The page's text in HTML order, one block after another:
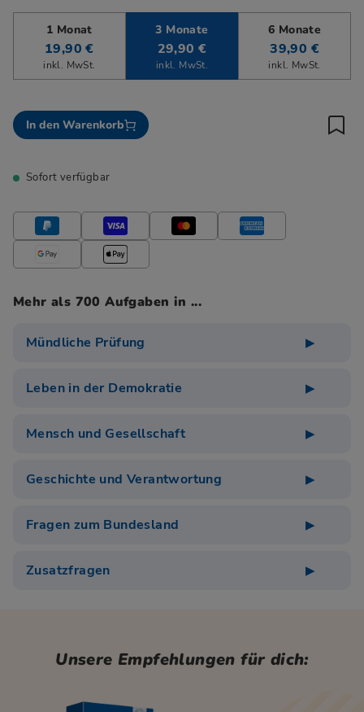
1 Monat
19,90 €
inkl. MwSt.
3 Monate
29,90 €
inkl. MwSt.
6 Monate
39,90 €
inkl. MwSt.
In den Warenkorb
Sofort verfügbar
Mehr als 700 Aufgaben in ...
Mündliche Prüfung
Leben in der Demokratie
Mensch und Gesellschaft
Geschichte und Verantwortung
Fragen zum Bundesland
Zusatzfragen
Unsere Empfehlungen für dich: